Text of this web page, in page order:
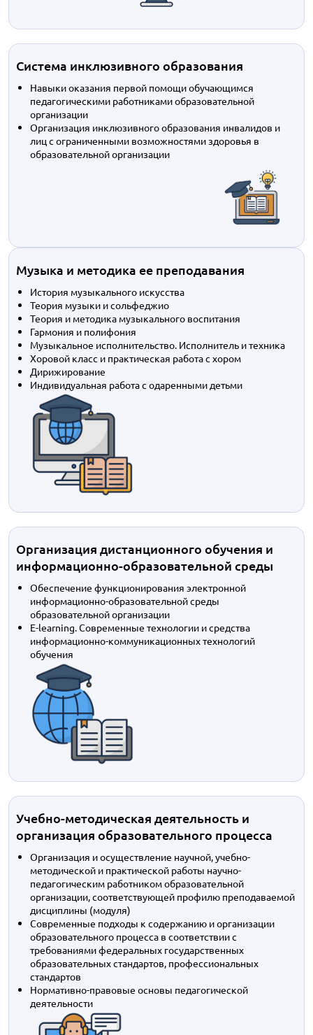
Система инклюзивного образования
Навыки оказания первой помощи обучающимся
педагогическими работниками образовательной
организации
Организация инклюзивного образования инвалидов и
лиц с ограниченными возможностями здоровья в
образовательной организации
Музыка и методика ее преподавания
История музыкального искусства
Теория музыки и сольфеджио
Теория и методика музыкального воспитания
Гармония и полифония
Музыкальное исполнительство. Исполнитель и техника
Хоровой класс и практическая работа с хором
Дирижирование
Индивидуальная работа с одаренными детьми
Организация дистанционного обучения и
информационно-образовательной среды
Обеспечение функционирования электронной
информационно-образовательной среды
образовательной организации
E-learning. Современные технологии и средства
информационно-коммуникационных технологий
обучения
Учебно-методическая деятельность и
организация образовательного процесса
Организация и осуществление научной, учебно-
методической и практической работы научно-
педагогическим работником образовательной
организации, соответствующей профилю преподаваемой
дисциплины (модуля)
Современные подходы к содержанию и организации
образовательного процесса в соответствии с
требованиями федеральных государственных
образовательных стандартов, профессиональных
стандартов
Нормативно-правовые основы педагогической
деятельности